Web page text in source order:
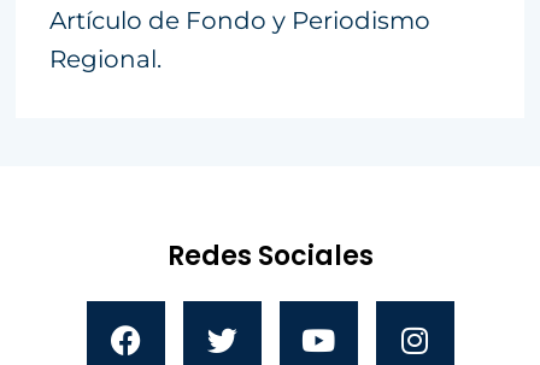
Artículo de Fondo y Periodismo
Regional.
Redes Sociales